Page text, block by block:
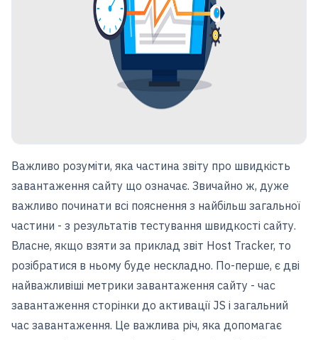
Важливо розуміти, яка частина звіту про швидкість
завантаження сайту що означає. Звичайно ж, дуже
важливо починати всі пояснення з найбільш загальної
частини - з результатів тестування швидкості сайту.
Власне, якщо взяти за приклад звіт Host Tracker, то
розібратися в ньому буде нескладно. По-перше, є дві
найважливіші метрики завантаження сайту - час
завантаження сторінки до активації JS і загальний
час завантаження. Це важлива річ, яка допомагає